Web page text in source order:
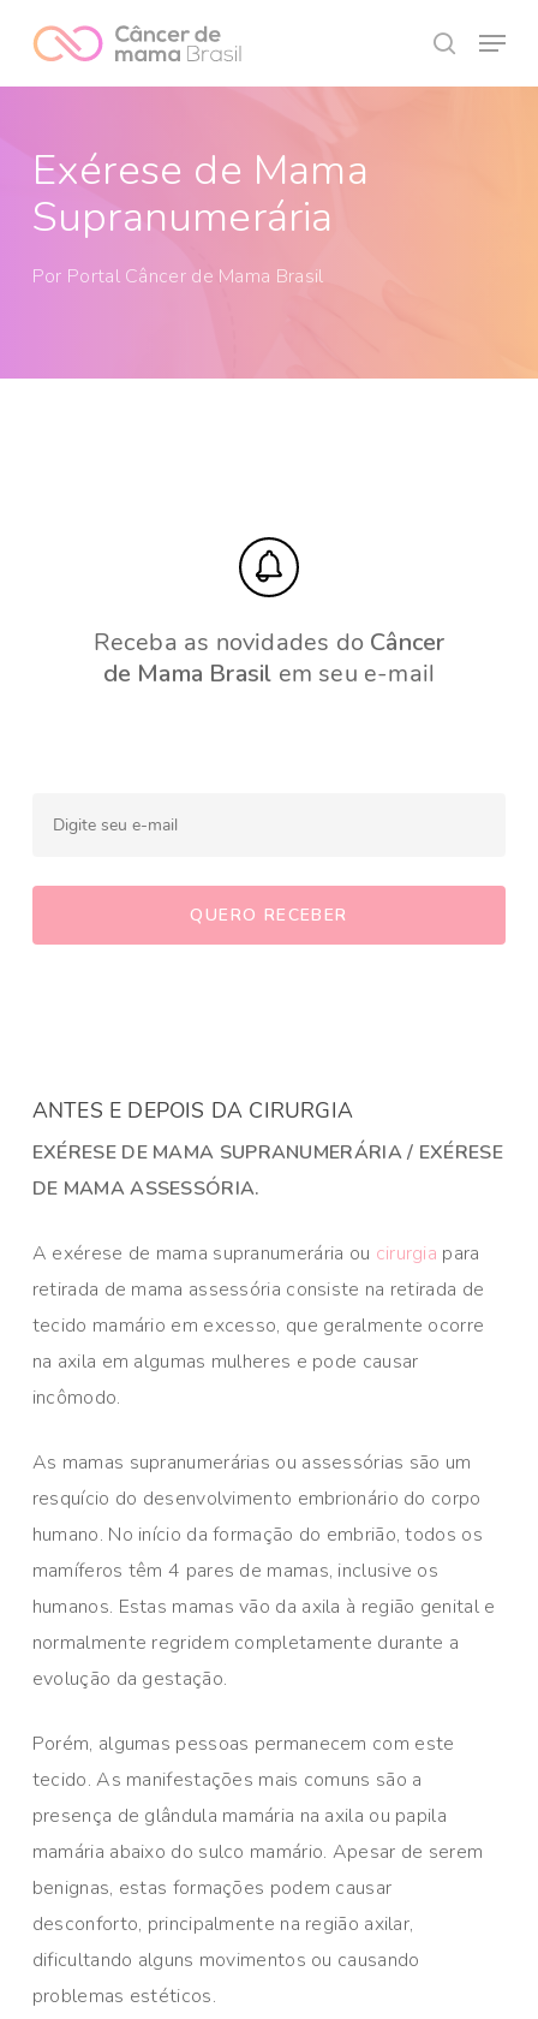
main
Menu
Exérese de Mama
Supranumerária
Por Portal Câncer de Mama Brasil
Receba as novidades do Câncer
de Mama Brasil em seu e-mail
ANTES E DEPOIS DA CIRURGIA
EXÉRESE DE MAMA SUPRANUMERÁRIA / EXÉRESE
DE MAMA ASSESSÓRIA.
A exérese de mama supranumerária ou cirurgia para
retirada de mama assessória consiste na retirada de
tecido mamário em excesso, que geralmente ocorre
na axila em algumas mulheres e pode causar
incômodo.
As mamas supranumerárias ou assessórias são um
resquício do desenvolvimento embrionário do corpo
humano. No início da formação do embrião, todos os
mamíferos têm 4 pares de mamas, inclusive os
humanos. Estas mamas vão da axila à região genital e
normalmente regridem completamente durante a
evolução da gestação.
Porém, algumas pessoas permanecem com este
tecido. As manifestações mais comuns são a
presença de glândula mamária na axila ou papila
mamária abaixo do sulco mamário. Apesar de serem
benignas, estas formações podem causar
desconforto, principalmente na região axilar,
dificultando alguns movimentos ou causando
problemas estéticos.